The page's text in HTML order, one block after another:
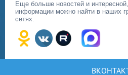
Еще больше новостей и
информации можно найти в наших
сетях.